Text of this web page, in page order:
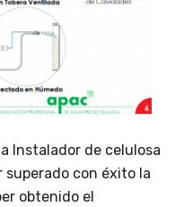
Instalador de celulosa
superado con éxito la
obtenido el